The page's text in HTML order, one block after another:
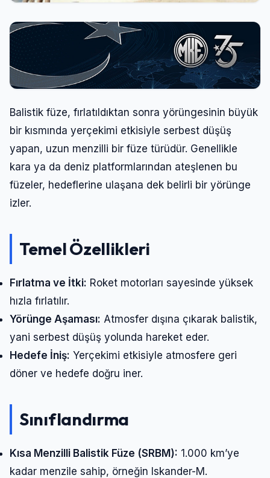
Balistik füze, fırlatıldıktan sonra yörüngesinin büyük
bir kısmında yerçekimi etkisiyle serbest düşüş
yapan, uzun menzilli bir füze türüdür. Genellikle
kara ya da deniz platformlarından ateşlenen bu
füzeler, hedeflerine ulaşana dek belirli bir yörünge
izler.
Temel Özellikleri
Fırlatma ve İtki: Roket motorları sayesinde yüksek
hızla fırlatılır.
Yörünge Aşaması: Atmosfer dışına çıkarak balistik,
yani serbest düşüş yolunda hareket eder.
Hedefe İniş: Yerçekimi etkisiyle atmosfere geri
döner ve hedefe doğru iner.
Sınıflandırma
Kısa Menzilli Balistik Füze (SRBM): 1.000 km’ye
kadar menzile sahip, örneğin Iskander-M.
Şifremi Unuttum